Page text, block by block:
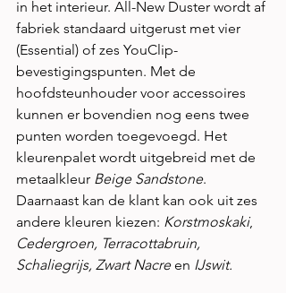
in het interieur. All-New Duster wordt af
fabriek standaard uitgerust met vier
(Essential) of zes YouClip-
bevestigingspunten. Met de
hoofdsteunhouder voor accessoires
kunnen er bovendien nog eens twee
punten worden toegevoegd. Het
kleurenpalet wordt uitgebreid met de
metaalkleur Beige Sandstone.
Daarnaast kan de klant kan ook uit zes
andere kleuren kiezen: Korstmoskaki,
Cedergroen, Terracottabruin,
Schaliegrijs, Zwart Nacre en IJswit.